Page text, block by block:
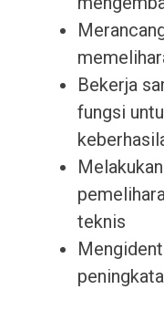
Bekerja
fungsi
teknis